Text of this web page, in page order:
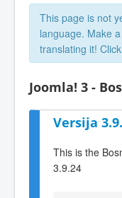
This page is not
language. Make
translating it! Click
Joomla! 3 -
Versija
This is the
3.9.24